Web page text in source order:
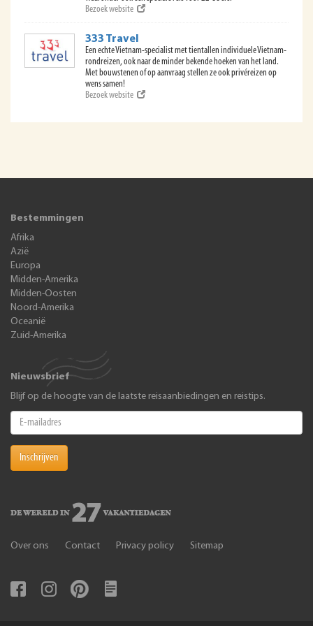
Bezoek website
333 Travel
Een echte Vietnam-specialist met tientallen individuele Vietnam-
rondreizen, ook naar de minder bekende hoeken van het land.
Met bouwstenen of op aanvraag stellen ze ook privéreizen op
wens samen!
Bezoek website
Bestemmingen
Afrika
Azië
Europa
Midden-Amerika
Midden-Oosten
Noord-Amerika
Oceanië
Zuid-Amerika
Nieuwsbrief
Blijf op de hoogte van de laatste reisaanbiedingen en reistips.
Inschrijven
Over ons Contact Privacy policy Sitemap